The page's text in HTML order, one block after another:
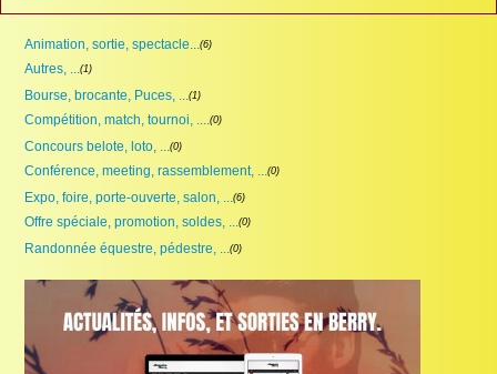
Recherche
Animation, sortie, spectacle...(6)
Autres, ...(1)
Bourse, brocante, Puces, ...(1)
Compétition, match, tournoi, ....(0)
Concours belote, loto, ...(0)
Conférence, meeting, rassemblement, ...(0)
Expo, foire, porte-ouverte, salon, ...(6)
Offre spéciale, promotion, soldes, ...(0)
Randonnée équestre, pédestre, ...(0)